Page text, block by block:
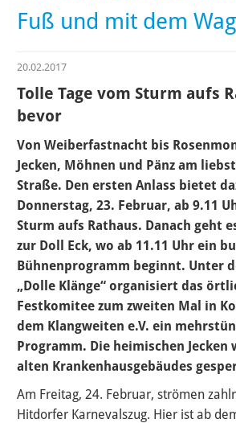
Fuß und mit dem
20.02.2017
Tolle Tage vom Sturm aufs
bevor
Von Weiberfastnacht bis
Jecken, Möhnen und Pänz am
Straße. Den ersten Anlass bietet
Donnerstag, 23. Februar, ab 9.11
Sturm aufs Rathaus. Danach geht
zur Doll Eck, wo ab 11.11 Uhr ein
Bühnenprogramm beginnt. Unter
„Dolle Klänge“ organisiert das
Festkomitee zum zweiten Mal in
dem Klangweiten e.V. ein
Programm. Die heimischen
alten Krankenhausgebäudes
Am Freitag, 24. Februar, strömen
Hitdorfer Karnevalszug. Hier ist ab